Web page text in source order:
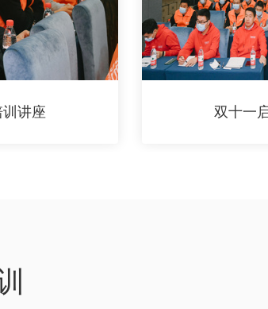
训讲座 双十